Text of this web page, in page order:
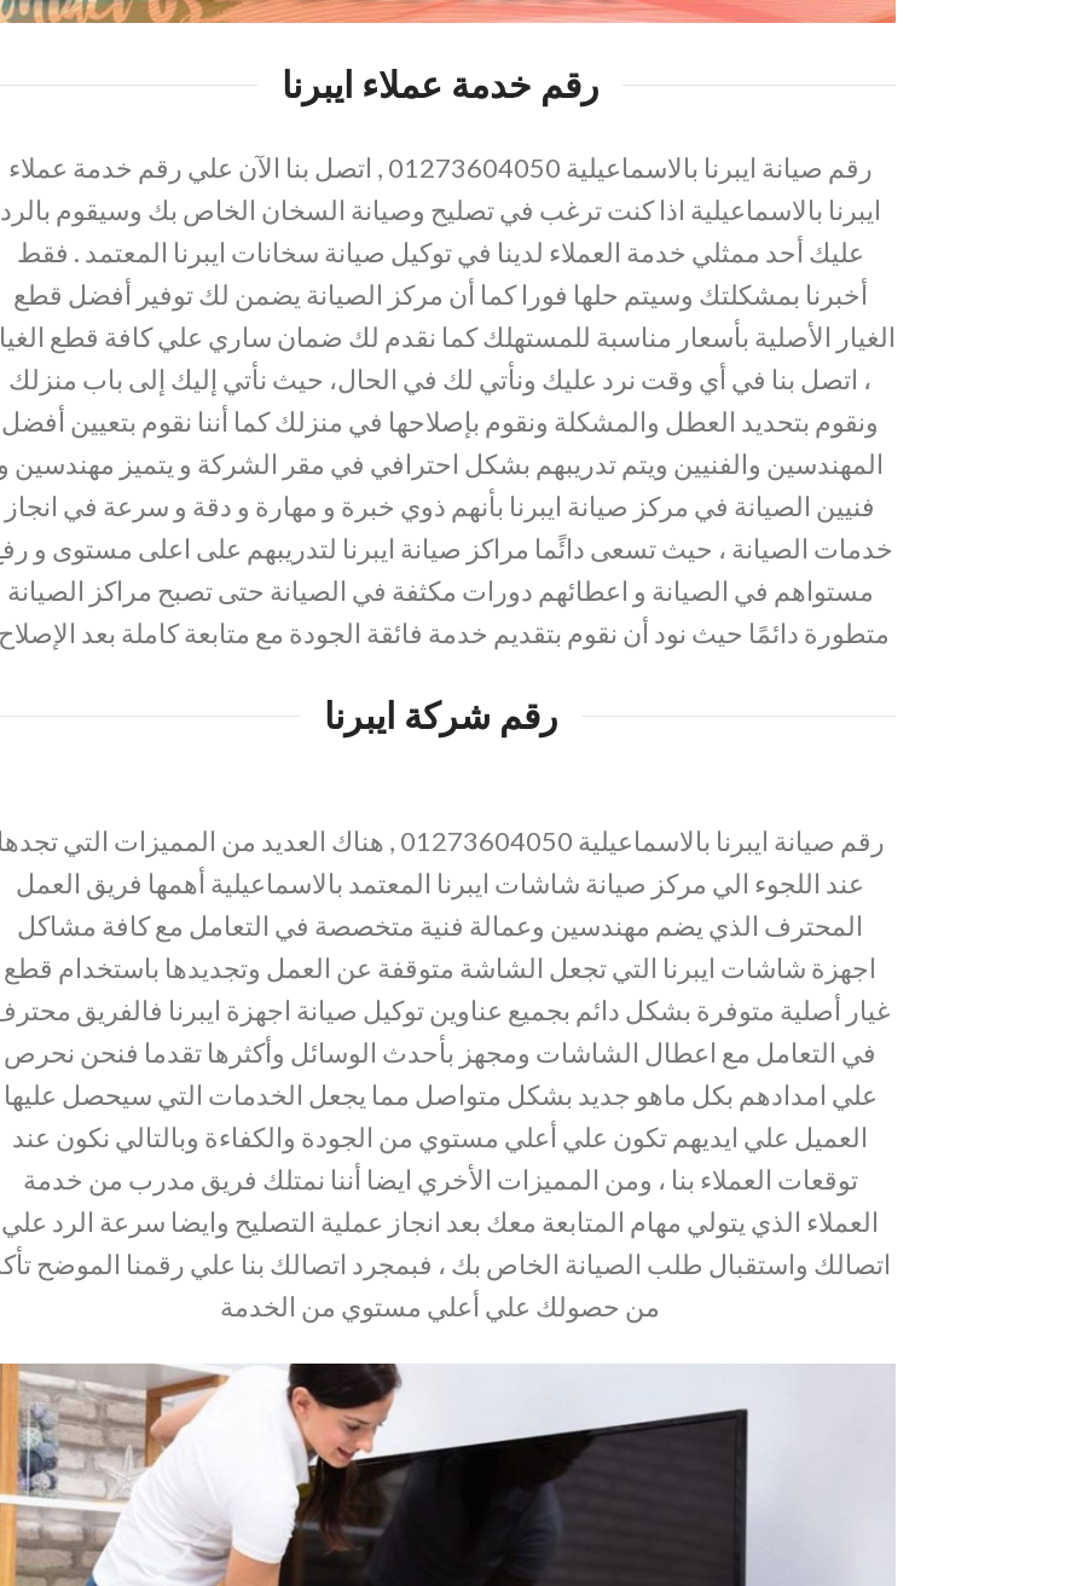
رقم خدمة عملاء ايبرنا
رقم صيانة ايبرنا بالاسماعيلية 01273604050 , اتصل بنا الآن علي رقم خدمة عملاء
ايبرنا بالاسماعيلية اذا كنت ترغب في تصليح وصيانة السخان الخاص بك وسيقوم بالرد
عليك أحد ممثلي خدمة العملاء لدينا في توكيل صيانة سخانات ايبرنا المعتمد . فقط
أخبرنا بمشكلتك وسيتم حلها فورا كما أن مركز الصيانة يضمن لك توفير أفضل قطع
الغيار الأصلية بأسعار مناسبة للمستهلك كما نقدم لك ضمان ساري علي كافة قطع
، اتصل بنا في أي وقت نرد عليك ونأتي لك في الحال، حيث نأتي إليك إلى باب منزلك
ونقوم بتحديد العطل والمشكلة ونقوم بإصلاحها في منزلك كما أننا نقوم بتعيين أفضل
المهندسين والفنيين ويتم تدريبهم بشكل احترافي في مقر الشركة و يتميز مهندسين
فنيين الصيانة في مركز صيانة ايبرنا بأنهم ذوي خبرة و مهارة و دقة و سرعة في انجاز
خدمات الصيانة ، حيث تسعى دائًما مراكز صيانة ايبرنا لتدريبهم على اعلى مستوى و
مستواهم في الصيانة و اعطائهم دورات مكثفة في الصيانة حتى تصبح مراكز الصيانة
متطورة دائمًا حيث نود أن نقوم بتقديم خدمة فائقة الجودة مع متابعة كاملة بعد
رقم شركة ايبرنا
رقم صيانة ايبرنا بالاسماعيلية 01273604050 , هناك العديد من المميزات التي
عند اللجوء الي مركز صيانة شاشات ايبرنا المعتمد بالاسماعيلية أهمها فريق العمل
المحترف الذي يضم مهندسين وعمالة فنية متخصصة في التعامل مع كافة مشاكل
اجهزة شاشات ايبرنا التي تجعل الشاشة متوقفة عن العمل وتجديدها باستخدام قطع
غيار أصلية متوفرة بشكل دائم بجميع عناوين توكيل صيانة اجهزة ايبرنا فالفريق
في التعامل مع اعطال الشاشات ومجهز بأحدث الوسائل وأكثرها تقدما فنحن نحرص
علي امدادهم بكل ماهو جديد بشكل متواصل مما يجعل الخدمات التي سيحصل عليها
العميل علي ايديهم تكون علي أعلي مستوي من الجودة والكفاءة وبالتالي نكون عند
توقعات العملاء بنا ، ومن المميزات الأخري ايضا أننا نمتلك فريق مدرب من خدمة
العملاء الذي يتولي مهام المتابعة معك بعد انجاز عملية التصليح وايضا سرعة الرد علي
اتصالك واستقبال طلب الصيانة الخاص بك ، فبمجرد اتصالك بنا علي رقمنا الموضح
من حصولك علي أعلي مستوي من الخدمة